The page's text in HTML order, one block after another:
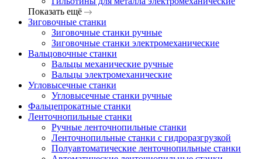
Показать ещё
Зиговочные станки
Зиговочные станки ручные
Зиговочные станки электромеханические
Вальцовочные станки
Вальцы механические ручные
Вальцы электромеханические
Угловысечные станки
Угловысечные станки ручные
Фальцепрокатные станки
Ленточнопильные станки
Ручные ленточнопильные станки
Ленточнопильные станки с гидроразгрузкой
Полуавтоматические ленточнопильные станки